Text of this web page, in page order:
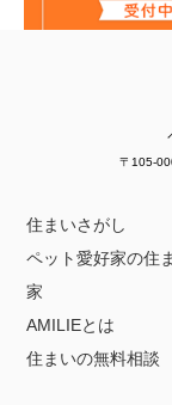
〒105-
住まいさがし
ペット愛好家の住
家
AMILIEとは
住まいの無料相談